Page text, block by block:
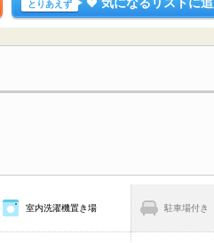
とりあえず
室内洗濯機置き場 駐車場付き